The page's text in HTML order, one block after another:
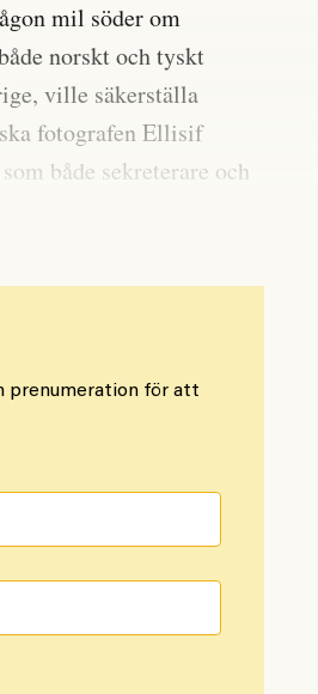
mil söder om
norskt och tyskt
ville säkerställa
fotografen Ellisif
både sekreterare och
prenumeration för att